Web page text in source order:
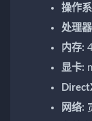
操作
处理
内存:
显卡:
网络: